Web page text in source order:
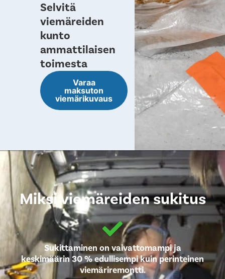
Selvitä
viemäreiden
kunto
ammattilaisen
toimesta
Varaa
maksuton
viemärikuvaus
Miksi viemäreiden sukitus
Sukittaminen on vaivattomampi ja
keskimäärin 30 % edullisempi kuin perinteinen
viemäriremontti.